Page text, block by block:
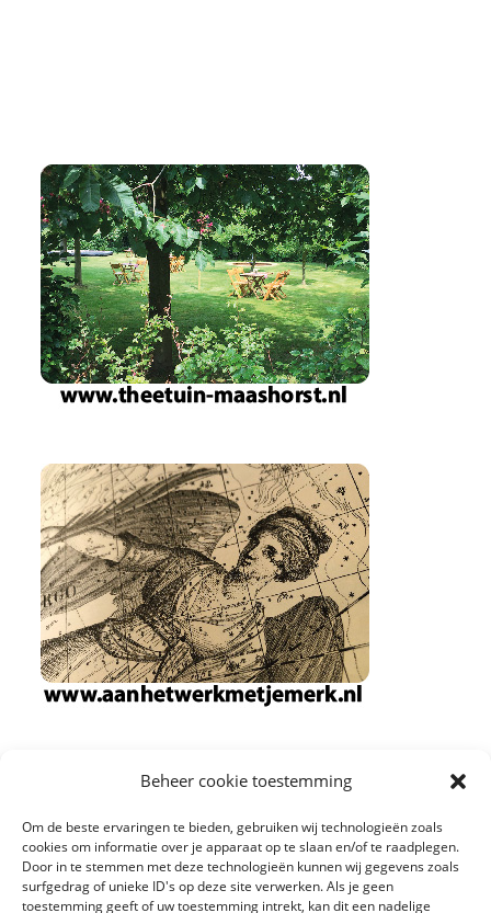
Beheer cookie toestemming
Om de beste ervaringen te bieden, gebruiken wij technologieën zoals
cookies om informatie over je apparaat op te slaan en/of te raadplegen.
Door in te stemmen met deze technologieën kunnen wij gegevens zoals
surfgedrag of unieke ID's op deze site verwerken. Als je geen
toestemming geeft of uw toestemming intrekt, kan dit een nadelige